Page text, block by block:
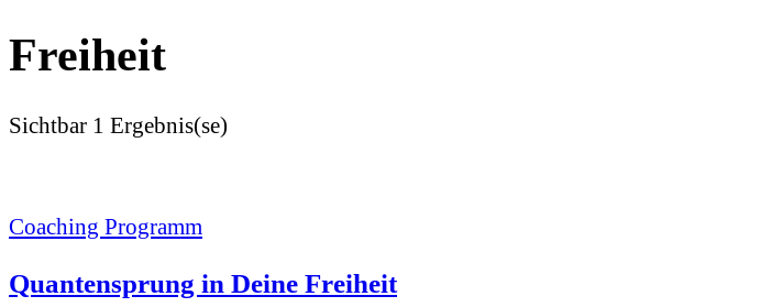
Freiheit
Sichtbar 1 Ergebnis(se)
Coaching Programm
Quantensprung in Deine Freiheit